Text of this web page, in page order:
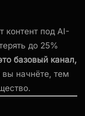
контент под AI-
до 25%
базовый канал,
начнёте, тем